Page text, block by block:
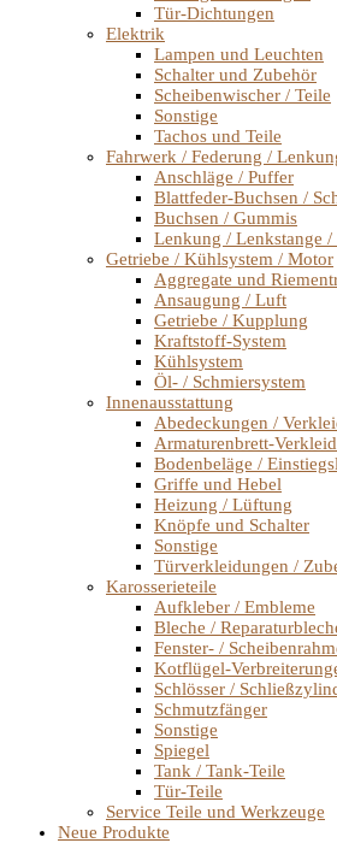
Tür-Dichtungen
Elektrik
Lampen und Leuchten
Schalter und Zubehör
Scheibenwischer / Teile
Sonstige
Tachos und Teile
Fahrwerk / Federung /
Anschläge / Puffer
Blattfeder-Buchsen /
Buchsen / Gummis
Lenkung / Lenkstange /
Getriebe / Kühlsystem / Motor
Aggregate und
Ansaugung / Luft
Getriebe / Kupplung
Kraftstoff-System
Kühlsystem
Öl- / Schmiersystem
Innenausstattung
Abedeckungen /
Armaturenbrett-
Bodenbeläge /
Griffe und Hebel
Heizung / Lüftung
Knöpfe und Schalter
Sonstige
Türverkleidungen /
Karosserieteile
Aufkleber / Embleme
Bleche /
Fenster- /
Kotflügel-
Schlösser /
Schmutzfänger
Sonstige
Spiegel
Tank / Tank-Teile
Tür-Teile
Service Teile und Werkzeuge
Neue Produkte